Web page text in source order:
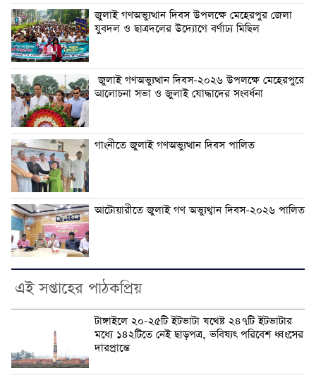
জুলাই গণঅভ্যুত্থান দিবস উপলক্ষে মেহেরপুর জেলা
যুবদল ও ছাত্রদলের উদ্যোগে বর্ণাঢ্য মিছিল
জুলাই গণঅভ্যুত্থান দিবস-২০২৬ উপলক্ষে মেহেরপুরে
আলোচনা সভা ও জুলাই যোদ্ধাদের সংবর্ধনা
গাংনীতে জুলাই গণঅভ্যুত্থান দিবস পালিত
আটোয়ারীতে জুলাই গণ অভ্যুথ্বান দিবস-২০২৬ পালিত
এই সপ্তাহের পাঠকপ্রিয়
টাঙ্গাইলে ২০-২৫টি ইটভাটা যথেষ্ট ২৪৭টি ইটভাটার
মধ্যে ১৪২টিতে নেই ছাড়পত্র, ভবিষ্যৎ পরিবেশ ধ্বংসের
দারপ্রান্তে